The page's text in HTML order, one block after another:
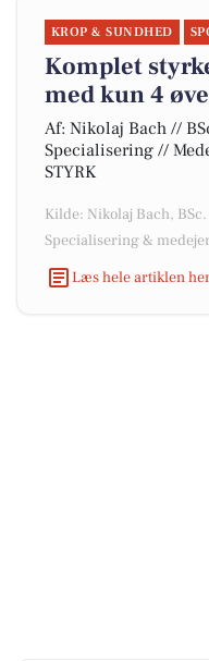
KROP & SUNDHED
Komplet
med kun 4
Af: Nikolaj Bach //
Specialisering //
STYRK
Kilde: Nikolaj Bach,
Specialisering &
Læs hele artiklen